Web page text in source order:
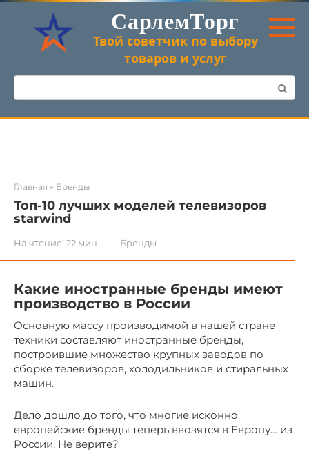
Перейти
контенту
СарлемТорг
Твой советчик по выбору
товаров и услуг
Поиск:
Главная » Бренды
Топ-10 лучших моделей телевизоров
starwind
На чтение: 22 мин Бренды
Какие иностранные бренды имеют
производство в России
Основную массу производимой в нашей стране
техники составляют иностранные бренды,
построившие множество крупных заводов по
сборке телевизоров, холодильников и стиральных
машин.
Дело дошло до того, что многие исконно
европейские бренды теперь ввозятся в Европу… из
России. Не верите?